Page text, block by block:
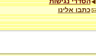
כתבו אלינו